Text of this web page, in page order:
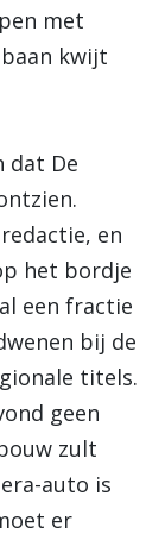
met
kwijt
dat De
en
het bordje
een fractie
bij de
titels.
geen
zult
auto is
er